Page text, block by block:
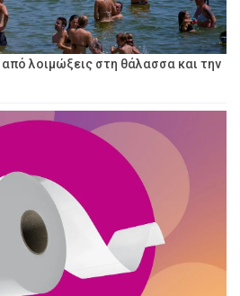
λοιμώξεις στη θάλασσα και την